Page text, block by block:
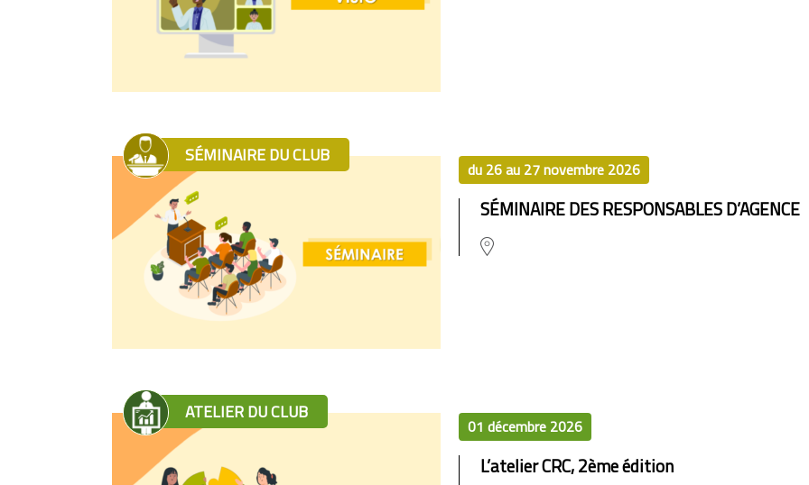
SÉMINAIRE DU CLUB
du 26 au 27 novembre 2026
SÉMINAIRE DES RESPONSABLES D’AGENCE
ATELIER DU CLUB
01 décembre 2026
L’atelier CRC, 2ème édition